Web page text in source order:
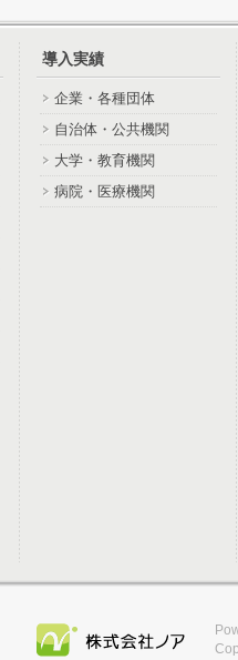
導入実績
企業・各種団体
自治体・公共機関
大学・教育機関
病院・医療機関